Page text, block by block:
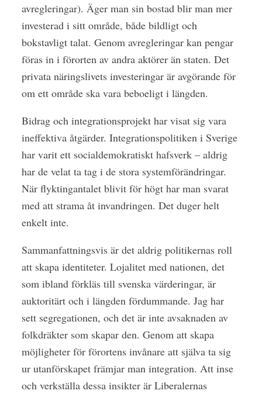
avregleringar). Äger man sin bostad blir man mer
investerad i sitt område, både bildligt och
bokstavligt talat. Genom avregleringar kan pengar
föras in i förorten av andra aktörer än staten. Det
privata näringslivets investeringar är avgörande för
om ett område ska vara beboeligt i längden.
Bidrag och integrationsprojekt har visat sig vara
ineffektiva åtgärder. Integrationspolitiken i Sverige
har varit ett socialdemokratiskt hafsverk – aldrig
har de velat ta tag i de stora systemförändringar.
När flyktingantalet blivit för högt har man svarat
med att strama åt invandringen. Det duger helt
enkelt inte.
Sammanfattningsvis är det aldrig politikernas roll
att skapa identiteter. Lojalitet med nationen, det
som ibland förkläs till svenska värderingar, är
auktoritärt och i längden fördummande. Jag har
sett segregationen, och det är inte avsaknaden av
folkdräkter som skapar den. Genom att skapa
möjligheter för förortens invånare att själva ta sig
ur utanförskapet främjar man integration. Att inse
och verkställa dessa insikter är Liberalernas